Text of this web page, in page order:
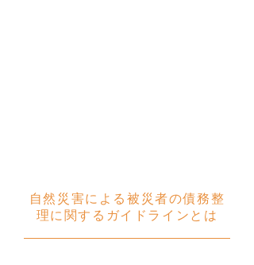
自然災害による被災者の債務整
理に関するガイドラインとは